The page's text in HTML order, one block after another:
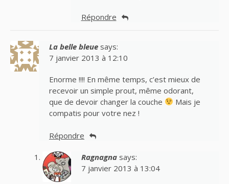
Répondre
La belle bleue says:
7 janvier 2013 à 12:10
Enorme !!!! En même temps, c’est mieux de
recevoir un simple prout, même odorant,
que de devoir changer la couche
Mais je
compatis pour votre nez !
Répondre
Ragnagna says:
7 janvier 2013 à 13:04